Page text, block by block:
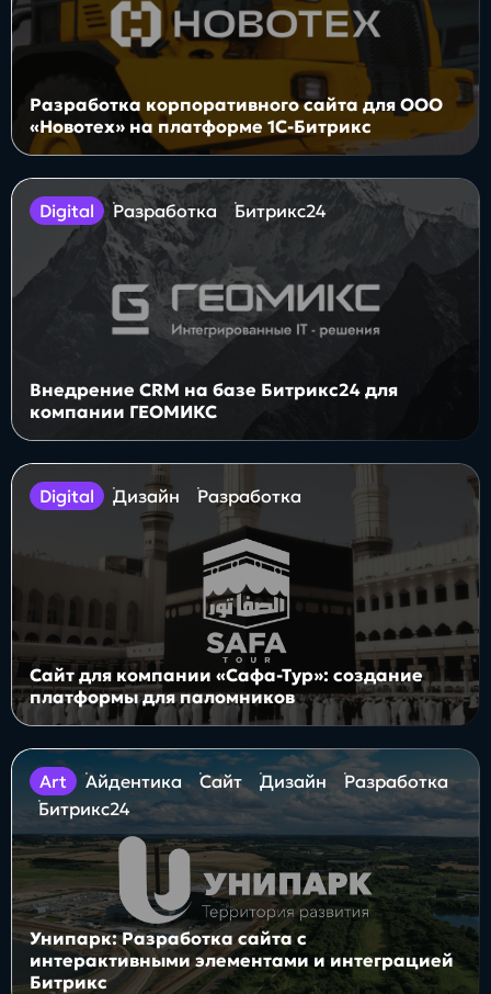
Разработка корпоративного сайта для ООО
«Новотех» на платформе 1С-Битрикс
digital Разработка Битрикс24
Внедрение CRM на базе Битрикс24 для
компании ГЕОМИКС
digital Дизайн Разработка
Сайт для компании «Сафа-Тур»: создание
платформы для паломников
art Айдентика Сайт Дизайн
Разработка
Битрикс24
Унипарк: Разработка сайта с
интерактивными элементами и интеграцией
Битрикс